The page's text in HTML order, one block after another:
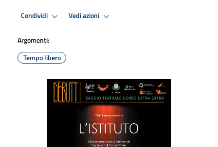
Condividi Vedi azioni
Argomenti:
Tempo libero